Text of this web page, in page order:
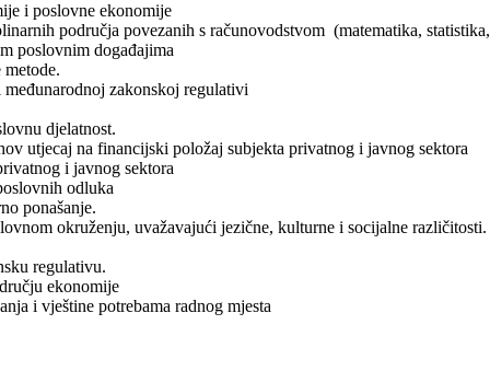
i poslovne ekonomije
područja povezanih s računovodstvom (matematika,
poslovnim događajima
zakonskoj regulativi
djelatnost.
utjecaj na financijski položaj subjekta privatnog i javnog sektora
i javnog sektora
odluka
ponašanje.
okruženju, uvažavajući jezične, kulturne i socijalne različitosti.
regulativu.
ekonomije
i vještine potrebama radnog mjesta